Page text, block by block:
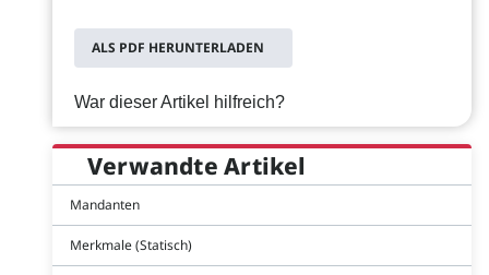
ALS PDF HERUNTERLADEN
War dieser Artikel hilfreich?
Verwandte Artikel
Mandanten
Merkmale (Statisch)